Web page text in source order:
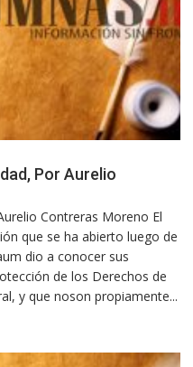
Por Aurelio
Contreras Moreno El
que se ha abierto luego de
dio a conocer sus
de los Derechos de
y que noson propiamente...